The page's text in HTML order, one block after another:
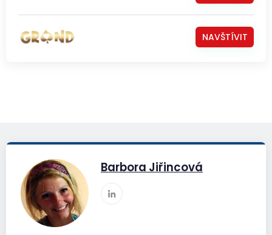
NAVŠTÍVIT
Barbora Jiřincová